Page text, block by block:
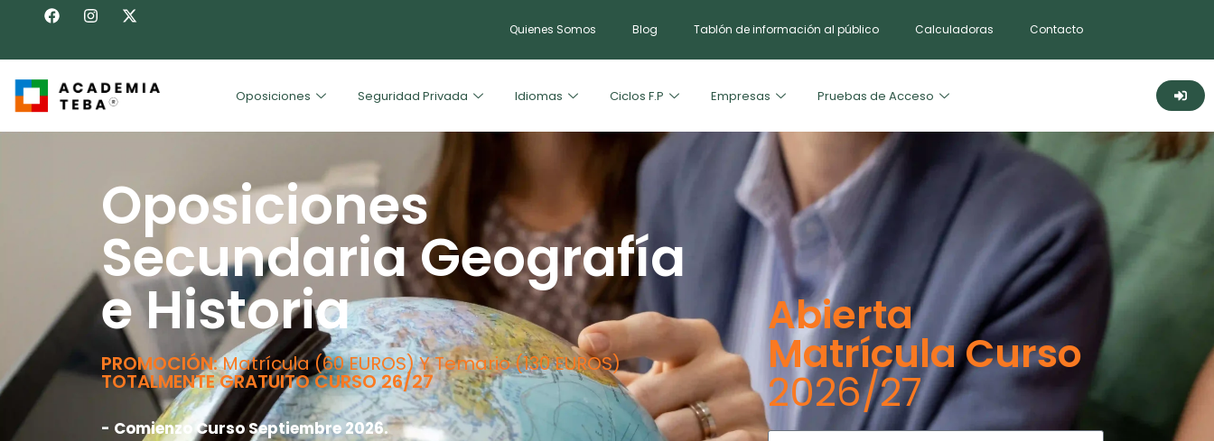
Quienes Somos Blog Tablón de información al público Calculadoras Contacto
Oposiciones Seguridad Privada Idiomas Ciclos F.P Empresas Pruebas de Acceso
Oposiciones
Secundaria Geografía
e Historia
PROMOCIÓN:Matrícula (60 EUROS) Y Temario (130 EUROS)
TOTALMENTE GRATUITO CURSO 26/27
- Comienzo Curso Septiembre 2026.
Abierta
Matrícula Curso
2026/27